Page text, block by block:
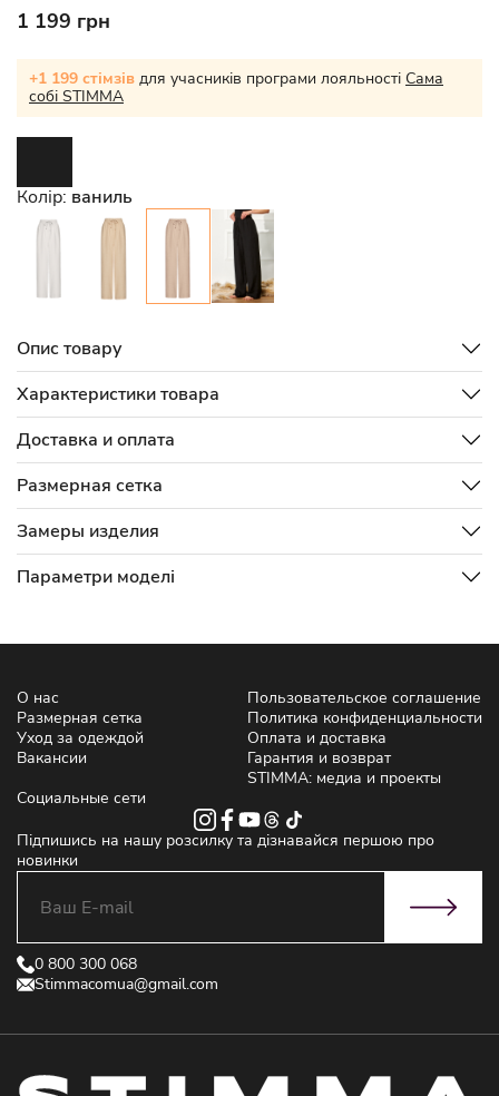
1 199 грн
+1 199 стімзів для учасників програми лояльності Сама
собі STIMMA
Колір: ваниль
Опис товару
Характеристики товара
Доставка и оплата
Размерная сетка
Замеры изделия
Параметри моделі
О нас
Размерная сетка
Уход за одеждой
Вакансии
Пользовательское соглашение
Политика конфиденциальности
Оплата и доставка
Гарантия и возврат
STIMMA: медиа и проекты
Социальные сети
Підпишись на нашу розсилку та дізнавайся першою про
новинки
0 800 300 068
Stimmacomua@gmail.com